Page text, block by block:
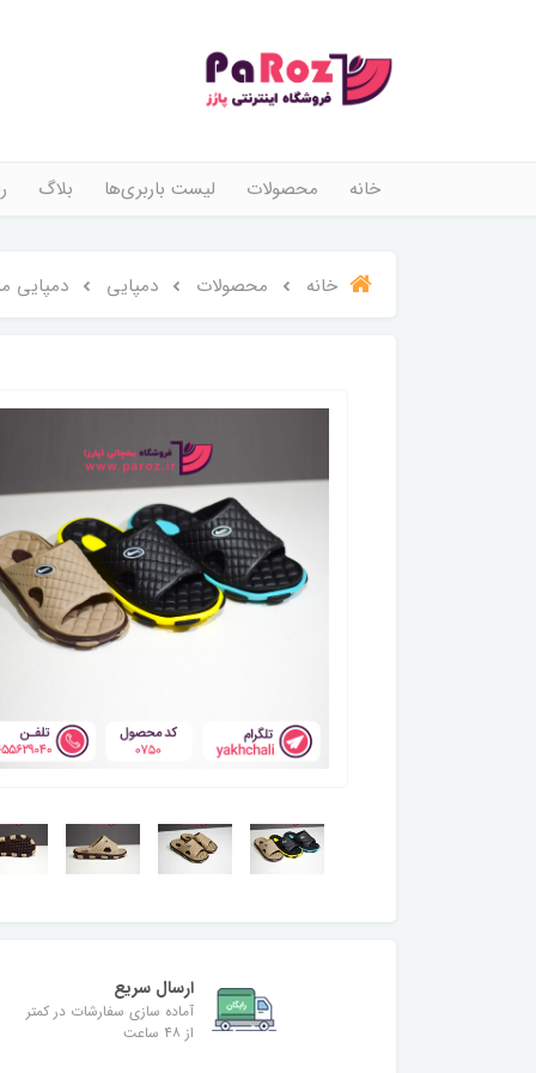
خانه محصولات لیست باربری‌ها بلاگ
خانه محصولات دمپایی دمپایی
ارسال سریع
آماده سازی سفارشات در کمتر
از ۴۸ ساعت